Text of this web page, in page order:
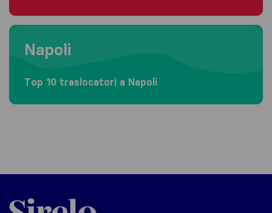
Moving to Napoli
Napoli
Top 10 traslocatori a Napoli
Sirelo.it